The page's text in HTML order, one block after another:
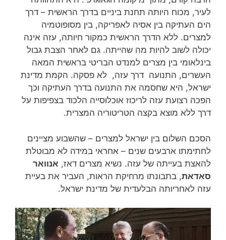
לעיר, מכוח היותה תחנת ביניים בדרך הראשית – דרך
הים העתיקה בין אסיה לאפריקה, בין מסופוטמיה
למצרים. ללא הדרך הראשית כמקור חיותה, עזה אינה
יכולה לשוב להיות מה שהייתה. גם לאחר הצבת גבול
בינלאומי בין מצרים למנדט הבריטי בראשית המאה
העשרים, התנועה דרך עזה, לא פסקה. הקמת מדינת
ישראל, היא שחסמה את התנועה בדרך העתיקה וכך
הפכה רצועת עזה לריכוז אוכלוסייה הלכוד בצפיפות על
דרך ללא מוצא בקצה הטריטוריה המצרית.
הסכם השלום בין ישראל למצרים – שהשבוע מציינים
לחתימתו ארבעים שנים – אחראי במידה לא מבוטלת
להאצת בעייתה של עזה. נשיא מצרים דאז, אנוואר
סאדאת, בתבונתו מרחיקת הראות, העביר את בעיית
עזה לאחריותה הבלעדית של מדינת ישראל.